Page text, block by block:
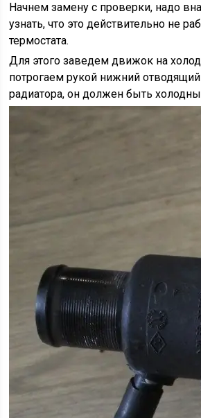
Начнем замену с проверки, надо
узнать, что это действительно не
термостата.
Для этого заведем движок на
потрогаем рукой нижний
радиатора, он должен быть